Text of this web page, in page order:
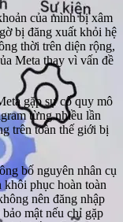
của mình bị xâm
bị đăng xuất khỏi hệ
thời trên diện rộng,
Meta thay vì vấn đề
gặp sự cố quy mô
từng nhiều lần
trên toàn thế giới bị
bố nguyên nhân cụ
phục hoàn toàn
nên đăng nhập
mật nếu chỉ gặp